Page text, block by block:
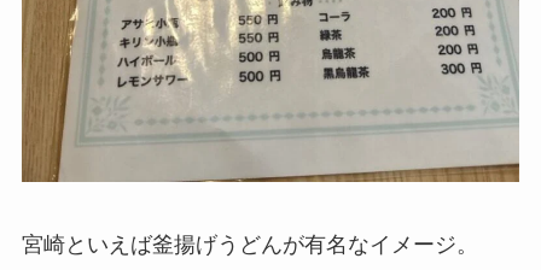
宮崎といえば釜揚げうどんが有名なイメージ。